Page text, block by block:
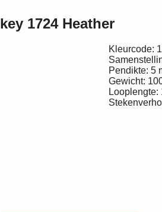
1724 Heather
Kleurcode:
Pendikte: 5
Gewicht:
Looplengte: